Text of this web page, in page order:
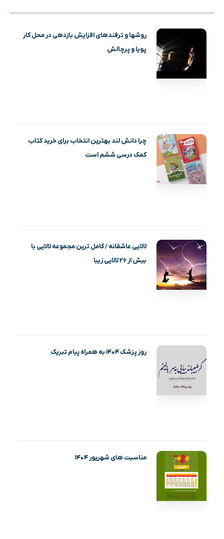
روشها و ترفندهای افزایش بازدهی در محل کار
پویا و پرچالش
چرا دانش لند بهترین انتخاب برای خرید کتاب
کمک درسی ششم است
لالایی عاشقانه / کامل ترین مجموعه لالایی با
بیش از ۲۶ لالایی زیبا
روز پزشک ۱۴۰۴ به همراه پیام تبریک
مناسبت های شهریور ۱۴۰۴